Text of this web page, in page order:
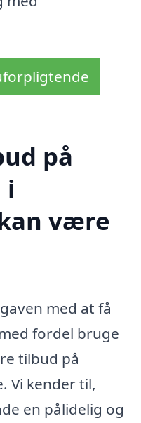
på
i
være
med at få
fordel bruge
tilbud på
Vi kender til,
en pålidelig og